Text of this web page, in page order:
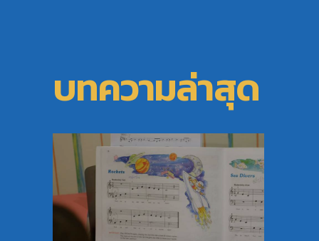
บทความล่าสุด